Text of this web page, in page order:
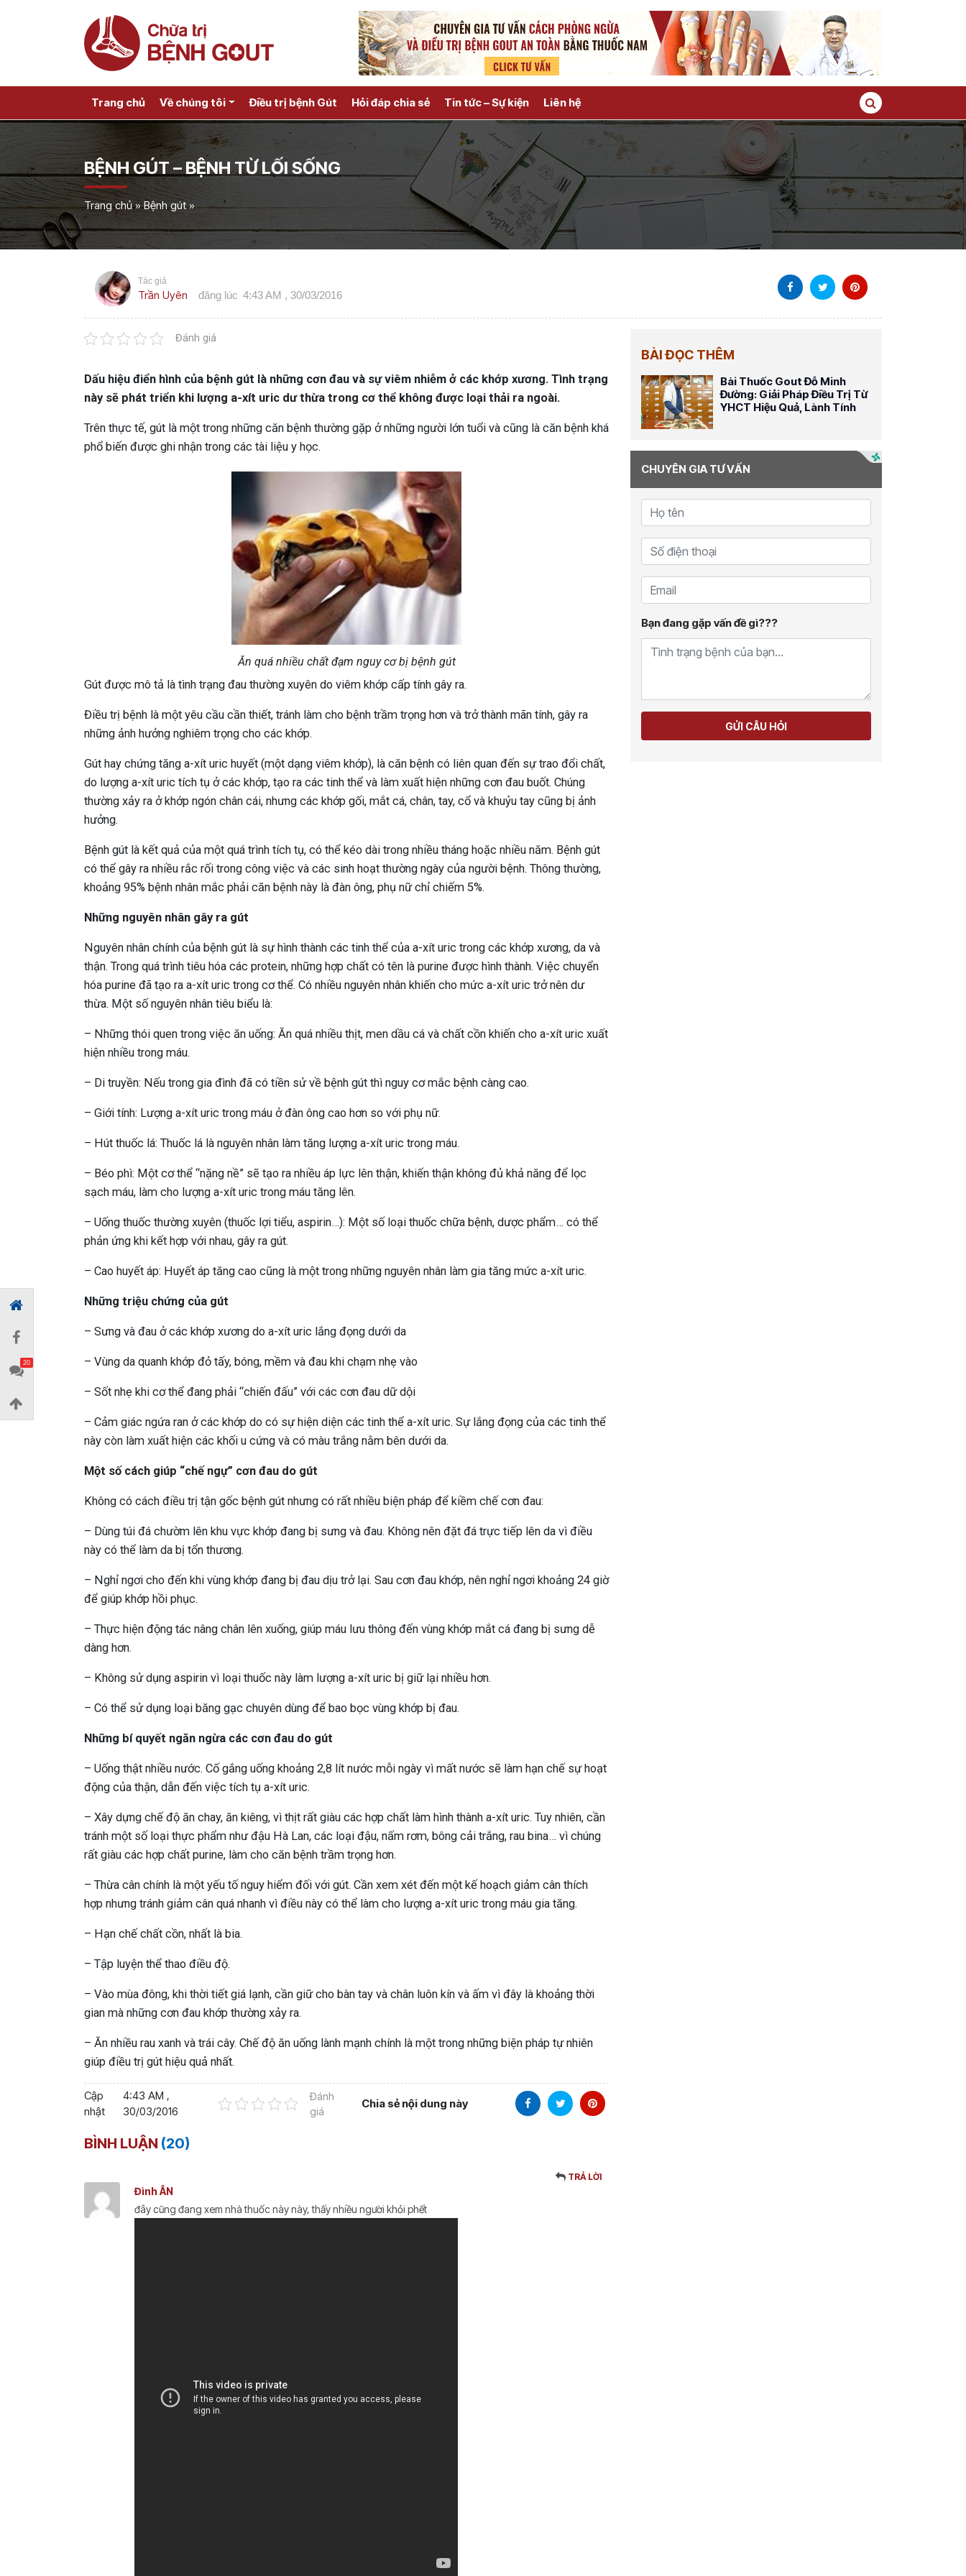
Trang chủ Về chúng tôi Điều trị bệnh Gút Hỏi đáp chia sẻ Tin tức – Sự kiện Liên hệ
BỆNH GÚT – BỆNH TỪ LỐI SỐNG
Trang chủ»Bệnh gút»
Tác giả
Trần Uyên đăng lúc 4:43 AM , 30/03/2016
Đánh giá
Dấu hiệu điển hình của bệnh gút là những cơn đau và sự viêm nhiễm ở các khớp xương. Tình trạng
này sẽ phát triển khi lượng a-xít uric dư thừa trong cơ thể không được loại thải ra ngoài.
Trên thực tế, gút là một trong những căn bệnh thường gặp ở những người lớn tuổi và cũng là căn bệnh khá
phổ biến được ghi nhận trong các tài liệu y học.
Ăn quá nhiều chất đạm nguy cơ bị bệnh gút
Gút được mô tả là tình trạng đau thường xuyên do viêm khớp cấp tính gây ra.
Điều trị bệnh là một yêu cầu cần thiết, tránh làm cho bệnh trầm trọng hơn và trở thành mãn tính, gây ra
những ảnh hưởng nghiêm trọng cho các khớp.
Gút hay chứng tăng a-xít uric huyết (một dạng viêm khớp), là căn bệnh có liên quan đến sự trao đổi chất,
do lượng a-xít uric tích tụ ở các khớp, tạo ra các tinh thể và làm xuất hiện những cơn đau buốt. Chúng
thường xảy ra ở khớp ngón chân cái, nhưng các khớp gối, mắt cá, chân, tay, cổ và khuỷu tay cũng bị ảnh
hưởng.
Bệnh gút là kết quả của một quá trình tích tụ, có thể kéo dài trong nhiều tháng hoặc nhiều năm. Bệnh gút
có thể gây ra nhiều rắc rối trong công việc và các sinh hoạt thường ngày của người bệnh. Thông thường,
khoảng 95% bệnh nhân mắc phải căn bệnh này là đàn ông, phụ nữ chỉ chiếm 5%.
Những nguyên nhân gây ra gút
Nguyên nhân chính của bệnh gút là sự hình thành các tinh thể của a-xít uric trong các khớp xương, da và
thận. Trong quá trình tiêu hóa các protein, những hợp chất có tên là purine được hình thành. Việc chuyển
hóa purine đã tạo ra a-xít uric trong cơ thể. Có nhiều nguyên nhân khiến cho mức a-xít uric trở nên dư
thừa. Một số nguyên nhân tiêu biểu là:
– Những thói quen trong việc ăn uống: Ăn quá nhiều thịt, men dầu cá và chất cồn khiến cho a-xít uric xuất
hiện nhiều trong máu.
– Di truyền: Nếu trong gia đình đã có tiền sử về bệnh gút thì nguy cơ mắc bệnh càng cao.
– Giới tính: Lượng a-xít uric trong máu ở đàn ông cao hơn so với phụ nữ.
– Hút thuốc lá: Thuốc lá là nguyên nhân làm tăng lượng a-xít uric trong máu.
– Béo phì: Một cơ thể “nặng nề” sẽ tạo ra nhiều áp lực lên thận, khiến thận không đủ khả năng để lọc
sạch máu, làm cho lượng a-xít uric trong máu tăng lên.
– Uống thuốc thường xuyên (thuốc lợi tiểu, aspirin…): Một số loại thuốc chữa bệnh, dược phẩm… có thể
phản ứng khi kết hợp với nhau, gây ra gút.
– Cao huyết áp: Huyết áp tăng cao cũng là một trong những nguyên nhân làm gia tăng mức a-xít uric.
Những triệu chứng của gút
– Sưng và đau ở các khớp xương do a-xít uric lắng đọng dưới da
– Vùng da quanh khớp đỏ tấy, bóng, mềm và đau khi chạm nhẹ vào
– Sốt nhẹ khi cơ thể đang phải “chiến đấu” với các cơn đau dữ dội
– Cảm giác ngứa ran ở các khớp do có sự hiện diện các tinh thể a-xít uric. Sự lắng đọng của các tinh thể
này còn làm xuất hiện các khối u cứng và có màu trắng nằm bên dưới da.
Một số cách giúp “chế ngự” cơn đau do gút
Không có cách điều trị tận gốc bệnh gút nhưng có rất nhiều biện pháp để kiềm chế cơn đau:
– Dùng túi đá chườm lên khu vực khớp đang bị sưng và đau. Không nên đặt đá trực tiếp lên da vì điều
này có thể làm da bị tổn thương.
– Nghỉ ngơi cho đến khi vùng khớp đang bị đau dịu trở lại. Sau cơn đau khớp, nên nghỉ ngơi khoảng 24 giờ
để giúp khớp hồi phục.
– Thực hiện động tác nâng chân lên xuống, giúp máu lưu thông đến vùng khớp mắt cá đang bị sưng dễ
dàng hơn.
– Không sử dụng aspirin vì loại thuốc này làm lượng a-xít uric bị giữ lại nhiều hơn.
– Có thể sử dụng loại băng gạc chuyên dùng để bao bọc vùng khớp bị đau.
Những bí quyết ngăn ngừa các cơn đau do gút
– Uống thật nhiều nước. Cố gắng uống khoảng 2,8 lít nước mỗi ngày vì mất nước sẽ làm hạn chế sự hoạt
động của thận, dẫn đến việc tích tụ a-xít uric.
– Xây dựng chế độ ăn chay, ăn kiêng, vì thịt rất giàu các hợp chất làm hình thành a-xít uric. Tuy nhiên, cần
tránh một số loại thực phẩm như đậu Hà Lan, các loại đậu, nấm rơm, bông cải trắng, rau bina… vì chúng
rất giàu các hợp chất purine, làm cho căn bệnh trầm trọng hơn.
– Thừa cân chính là một yếu tố nguy hiểm đối với gút. Cần xem xét đến một kế hoạch giảm cân thích
hợp nhưng tránh giảm cân quá nhanh vì điều này có thể làm cho lượng a-xít uric trong máu gia tăng.
– Hạn chế chất cồn, nhất là bia.
– Tập luyện thể thao điều độ.
– Vào mùa đông, khi thời tiết giá lạnh, cần giữ cho bàn tay và chân luôn kín và ấm vì đây là khoảng thời
gian mà những cơn đau khớp thường xảy ra.
– Ăn nhiều rau xanh và trái cây. Chế độ ăn uống lành mạnh chính là một trong những biện pháp tự nhiên
giúp điều trị gút hiệu quả nhất.
Cập
nhật
4:43 AM ,
30/03/2016
Đánh
giá
Chia sẻ nội dung này
BÌNH LUẬN (20)
Đình ÂN
TRẢ LỜI
đây cũng đang xem nhà thuốc này này, thấy nhiều người khỏi phết
BÀI ĐỌC THÊM
Bài Thuốc Gout Đỗ Minh
Đường: Giải Pháp Điều Trị Từ
YHCT Hiệu Quả, Lành Tính
CHUYÊN GIA TƯ VẤN
Bạn đang gặp vấn đề gì???
GỬI CÂU HỎI
20